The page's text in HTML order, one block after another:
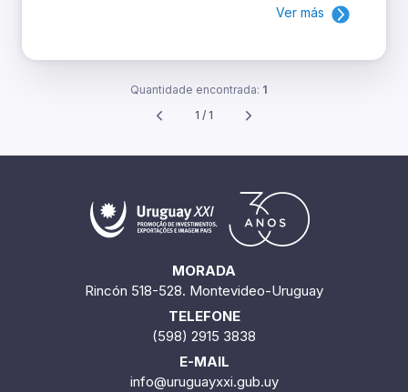
Ver más
Quantidade encontrada: 1
1 / 1
MORADA
Rincón 518-528. Montevideo-Uruguay
TELEFONE
(598) 2915 3838
E-MAIL
info@uruguayxxi.gub.uy